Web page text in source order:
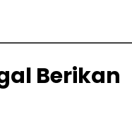
Berikan